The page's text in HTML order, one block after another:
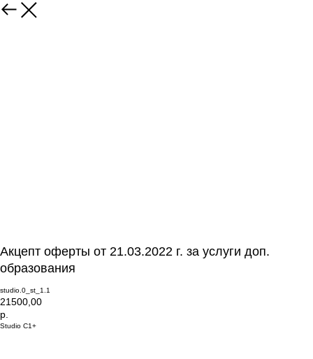
Акцепт оферты от 21.03.2022 г. за услуги доп.
образования
studio.0_st_1.1
21500,00
р.
Studio C1+